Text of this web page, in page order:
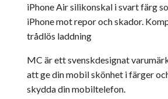
iPhone Air silikonskal i svart färg
iPhone mot repor och skador.
trådlös laddning
MC är ett svenskdesignat
att ge din mobil skönhet i färger
skydda din mobiltelefon.